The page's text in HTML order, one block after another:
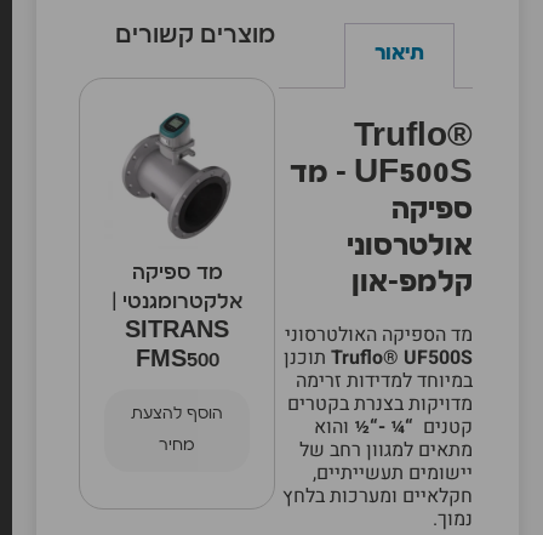
תיאור
Truflo®
UF500S – מד
ספיקה
אולטרסוני
קלמפ-און
מד הספיקה האולטרסוני
Truflo® UF500S תוכנן
במיוחד למדידות זרימה
מדויקות בצנרת בקטרים
קטנים “¼ -“½ והוא
מתאים למגוון רחב של
יישומים תעשייתיים,
חקלאיים ומערכות בלחץ
נמוך.
מוצרים קשורים
מד ספיקה
אלקטרומגנטי |
SITRANS
FMS500
הוסף להצעת
מחיר